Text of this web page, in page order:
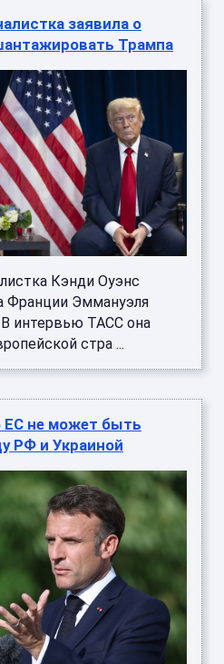
заявила о
Трампа
Кэнди Оуэнс
Франции Эммануэля
интервью ТАСС она
стра ...
ЕС не может быть
РФ и Украиной